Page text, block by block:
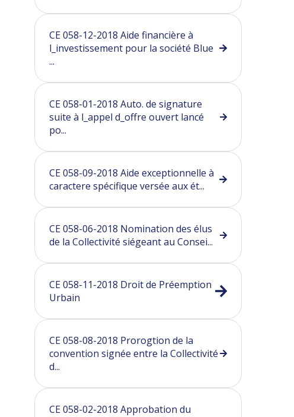
CE 058-12-2018 Aide financière à
l_investissement pour la société Blue
...
CE 058-01-2018 Auto. de signature
suite à l_appel d_offre ouvert lancé
po...
CE 058-09-2018 Aide exceptionnelle à
caractere spécifique versée aux ét...
CE 058-06-2018 Nomination des élus
de la Collectivité siégeant au Consei...
CE 058-11-2018 Droit de Préemption
Urbain
CE 058-08-2018 Prorogtion de la
convention signée entre la Collectivité
d...
CE 058-02-2018 Approbation du